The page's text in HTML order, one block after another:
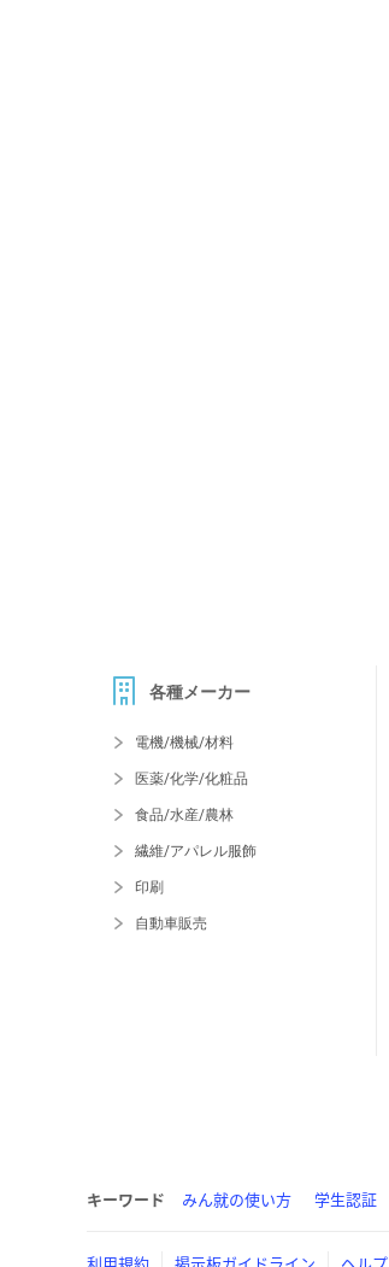
各種メーカー
電機/機械/材料
医薬/化学/化粧品
食品/水産/農林
繊維/アパレル服飾
印刷
自動車販売
キーワード みん就の使い方 学生認証